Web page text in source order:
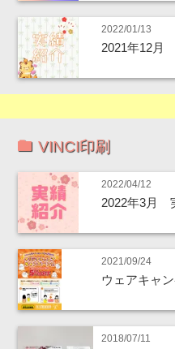
2022/01/13
2021年12月
VINCI印刷
2022/04/12
2022年3月
2021/09/24
ウェアキャ
2018/07/11